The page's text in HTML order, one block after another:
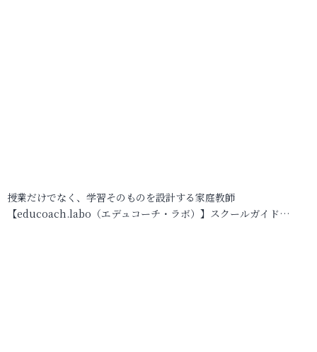
授業だけでなく、学習そのものを設計する家庭教師
【educoach.labo（エデュコーチ・ラボ）】スクールガイド…